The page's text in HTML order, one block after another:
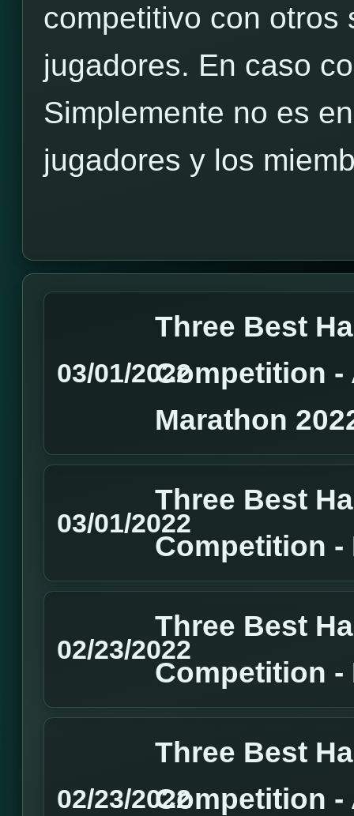
competitivo con otros
jugadores. En caso
Simplemente no es
jugadores y los
03/01/2022
Three Best
Competition -
Marathon
03/01/2022
Three Best
Competition -
02/23/2022
Three Best
Competition -
02/23/2022
Three Best
Competition -